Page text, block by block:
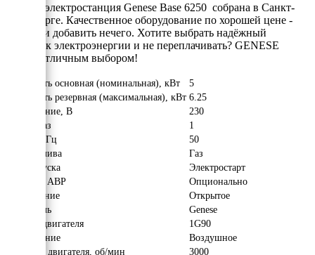
Газовая электростанция Genese Base 6250 собрана в Санкт-
Петербурге. Качественное оборудование по хорошей цене -
больше и добавить нечего. Хотите выбрать надёжный
источник электроэнергии и не переплачивать? GENESE
станет отличным выбором!
Мощность основная (номинальная), кВт
5
Мощность резервная (максимальная), кВт 6.25
Напряжение, В
230
Число фаз
1
Частота, Гц
50
Вид топлива
Газ
Тип запуска
Электростарт
Наличие АВР
Опционально
Исполнение
Открытое
Двигатель
Genese
Модель двигателя
1G90
Охлаждение
Воздушное
Обороты двигателя, об/мин
3000